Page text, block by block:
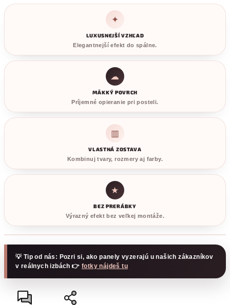
✦
LUXUSNEJŠÍ VZHĽAD
Elegantnejší efekt do spálne.
☁︎
MÄKKÝ POVRCH
Príjemné opieranie pri posteli.
▥
VLASTNÁ ZOSTAVA
Kombinuj tvary, rozmery aj farby.
★
BEZ PRERÁBKY
Výrazný efekt bez veľkej montáže.
💡 Tip od nás: Pozri si, ako panely vyzerajú u našich zákazníkov
v reálnych izbách 👉fotky nájdeš tu